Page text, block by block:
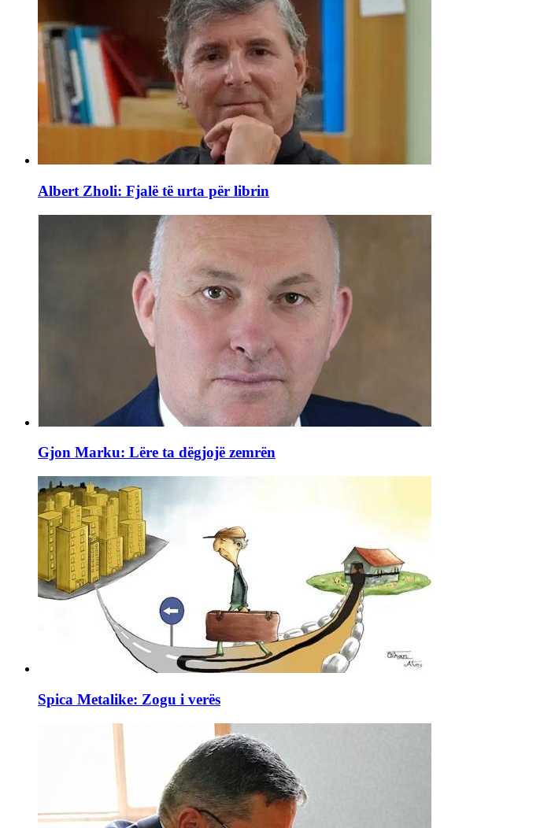
Albert Zholi: Fjalë të urta për librin
Gjon Marku: Lëre ta dëgjojë zemrën
Spica Metalike: Zogu i verës